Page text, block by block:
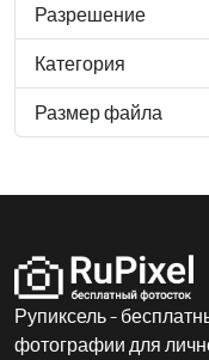
Разрешение
Категория
Размер файла
Рупиксель -
фотографии для